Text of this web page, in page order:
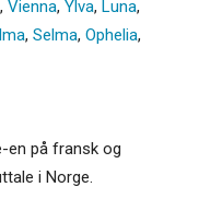
, Vienna, Ylva, Luna,
, Selma, Ophelia,
en på fransk og
i Norge.